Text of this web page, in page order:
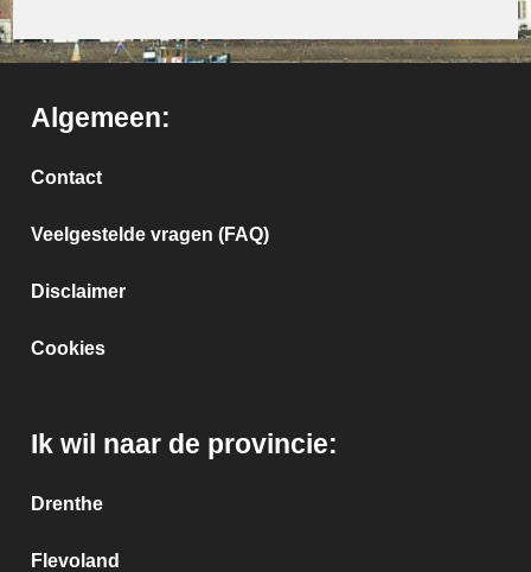
Algemeen:
Contact
Veelgestelde vragen (FAQ)
Disclaimer
Cookies
Ik wil naar de provincie:
Drenthe
Flevoland